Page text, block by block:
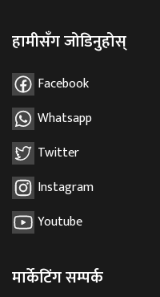
हामीसँग जोडिनुहोस्
Facebook
Whatsapp
Twitter
Instagram
Youtube
मार्केटिंग सम्पर्क